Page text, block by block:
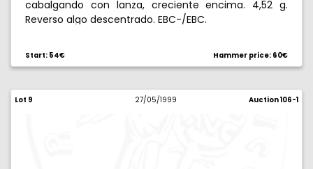
cabalgando con lanza, creciente encima. 4,52 g.
Reverso algo descentrado. EBC-/EBC.
Start: 54€ Hammer price: 60€
Lot 9 27/05/1999 Auction 106-1